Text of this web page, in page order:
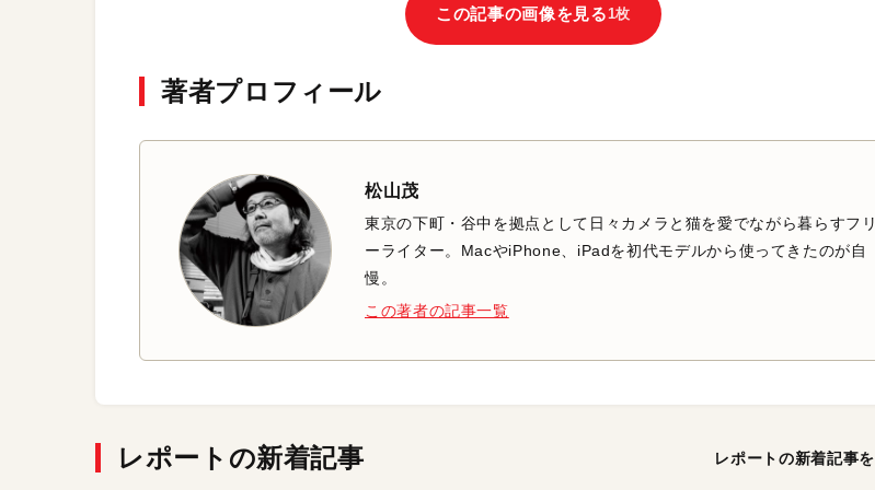
この記事の画像を見る1枚
著者プロフィール
松山茂
東京の下町・谷中を拠点として日々カメラと猫を愛でながら暮らすフリ
ーライター。MacやiPhone、iPadを初代モデルから使ってきたのが自
慢。
この著者の記事一覧
レポートの新着記事 レポートの新着記事を